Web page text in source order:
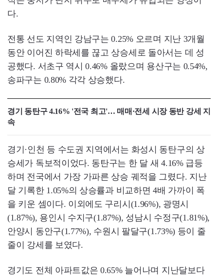
다.
전통 선도 지역인 강남구는 0.25% 오르며 지난 3개월
동안 이어진 하락세를 끊고 상승세로 돌아서는 데 성
공했다. 서초구 역시 0.46% 올랐으며 용산구는 0.54%,
송파구는 0.80% 각각 상승했다.
경기 동탄구 4.16% '전국 최고'… 매매·전세 시장 동반 강세 지
속
경기·인천 등 수도권 지역에서는 화성시 동탄구의 상
승세가 독보적이었다. 동탄구는 한 달 새 4.16% 급등
하며 전국에서 가장 가파른 상승 궤적을 그렸다. 지난
달 기록한 1.05%의 상승률과 비교하면 4배 가까이 폭
을 키운 셈이다. 이외에도 구리시(1.96%), 광명시
(1.87%), 용인시 수지구(1.87%), 성남시 수정구(1.81%),
안양시 동안구(1.77%), 수원시 팔달구(1.73%) 등이 줄
줄이 강세를 보였다.
경기도 전체 아파트값은 0.65% 늘어나며 지난달보다